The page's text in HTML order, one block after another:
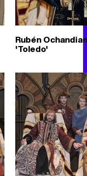
Rubén
'Toledo'